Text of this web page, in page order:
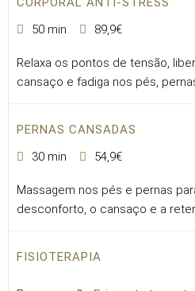
50 min
89,9€
Relaxa os pontos de tensão,
cansaço e fadiga nos pés,
PERNAS CANSADAS
30 min
54,9€
Massagem nos pés e pernas
desconforto, o cansaço e a
FISIOTERAPIA